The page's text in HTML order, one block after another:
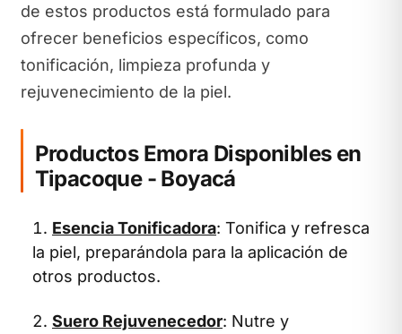
de estos productos está formulado para
ofrecer beneficios específicos, como
tonificación, limpieza profunda y
rejuvenecimiento de la piel.
Productos Emora Disponibles en
Tipacoque - Boyacá
Esencia Tonificadora: Tonifica y refresca
la piel, preparándola para la aplicación de
otros productos.
Suero Rejuvenecedor: Nutre y